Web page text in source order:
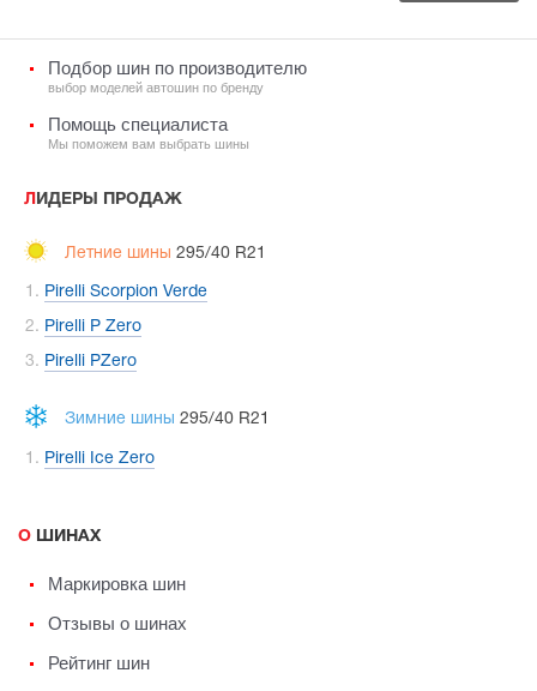
Подбор шин по производителю
выбор моделей автошин по бренду
Помощь специалиста
Мы поможем вам выбрать шины
ЛИДЕРЫ ПРОДАЖ
Летние шины 295/40 R21
Pirelli Scorpion Verde
Pirelli P Zero
Pirelli PZero
Зимние шины 295/40 R21
Pirelli Ice Zero
О ШИНАХ
Маркировка шин
Отзывы о шинах
Рейтинг шин